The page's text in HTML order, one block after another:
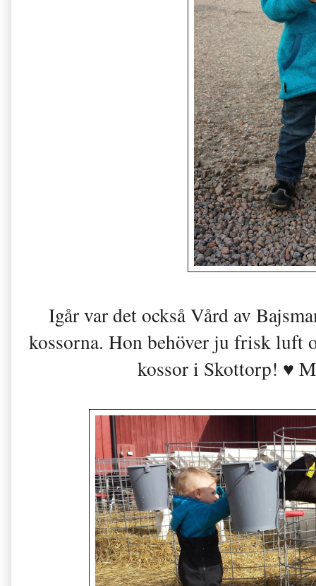
Igår var det också Vård av
kossorna. Hon behöver ju frisk luft
kossor i Skottorp! ♥